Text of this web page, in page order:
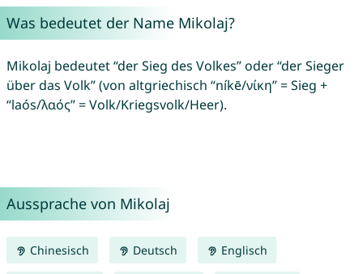
Was bedeutet der Name Mikolaj?
Mikolaj bedeutet “der Sieg des Volkes” oder “der Sieger
über das Volk” (von altgriechisch “níkē/νίκη” = Sieg +
“laós/λαός” = Volk/Kriegsvolk/Heer).
Aussprache von Mikolaj
Chinesisch Deutsch Englisch